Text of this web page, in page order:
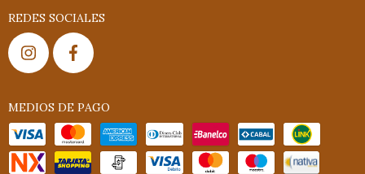
REDES SOCIALES
MEDIOS DE PAGO